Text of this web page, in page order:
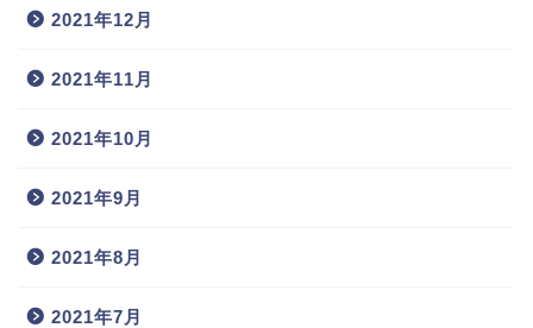
2021年12月
2021年11月
2021年10月
2021年9月
2021年8月
2021年7月